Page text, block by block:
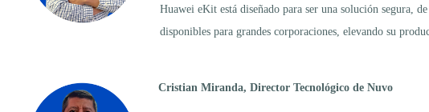
Huawei eKit está diseñado para ser una solución segura,
disponibles para grandes corporaciones, elevando su
Cristian Miranda, Director Tecnológico de Nuvo